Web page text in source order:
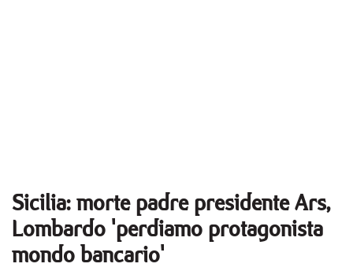
Sicilia: morte padre presidente Ars,
Lombardo 'perdiamo protagonista
mondo bancario'